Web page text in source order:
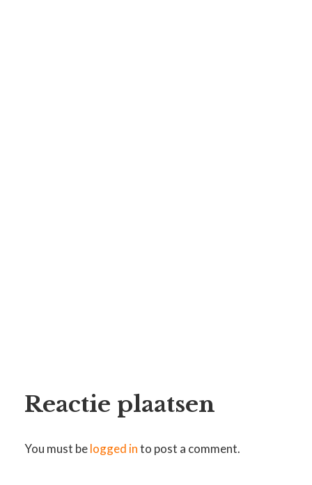
Reactie plaatsen
You must belogged into post a comment.